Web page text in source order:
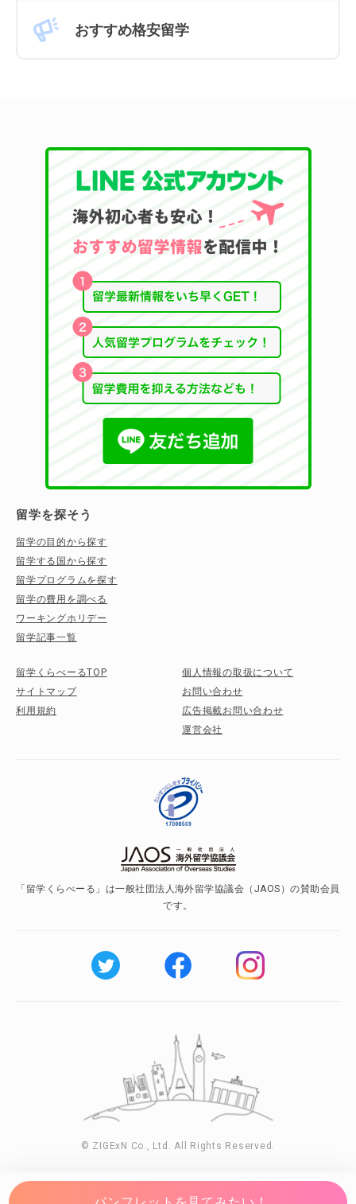
おすすめ格安留学
留学を探そう
留学の目的から探す
留学する国から探す
留学プログラムを探す
留学の費用を調べる
ワーキングホリデー
留学記事一覧
留学くらべーるTOP
サイトマップ
利用規約
個人情報の取扱について
お問い合わせ
広告掲載お問い合わせ
運営会社
「留学くらべーる」は一般社団法人海外留学協議会（JAOS）の賛助会員
です。
© ZIGExN Co., Ltd. All Rights Reserved.